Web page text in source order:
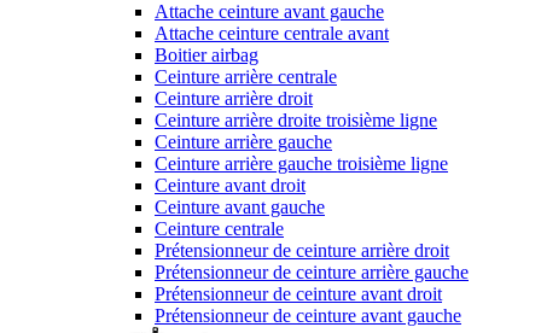
Attache ceinture avant gauche
Attache ceinture centrale avant
Boitier airbag
Ceinture arrière centrale
Ceinture arrière droit
Ceinture arrière droite troisième ligne
Ceinture arrière gauche
Ceinture arrière gauche troisième ligne
Ceinture avant droit
Ceinture avant gauche
Ceinture centrale
Prétensionneur de ceinture arrière droit
Prétensionneur de ceinture arrière gauche
Prétensionneur de ceinture avant droit
Prétensionneur de ceinture avant gauche